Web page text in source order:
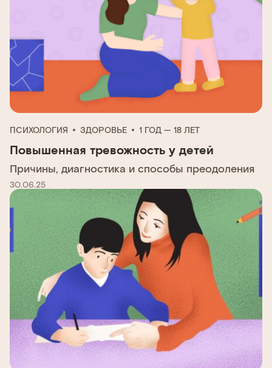
ПСИХОЛОГИЯ ЗДОРОВЬЕ 1 ГОД — 18 ЛЕТ
Повышенная тревожность у детей
Причины, диагностика и способы преодоления
30.06.25